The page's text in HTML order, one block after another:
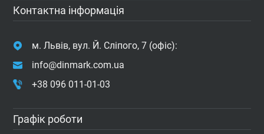
Контактна інформація
м. Львів, вул. Й. Сліпого, 7 (офіс):
info@dinmark.com.ua
+38 096 011-01-03
Графік роботи